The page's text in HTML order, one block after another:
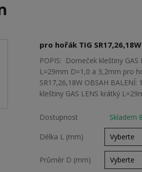
pro hořák TIG SR17,26,18W
POPIS: Domeček kleštiny GAS
L=29mm D=1,0 a 3,2mm pro
SR17,26,18W OBSAH BALENÍ:
kleštiny GAS LENS krátký
Dostupnost Skladem
Délka L (mm)
Průměr D (mm)